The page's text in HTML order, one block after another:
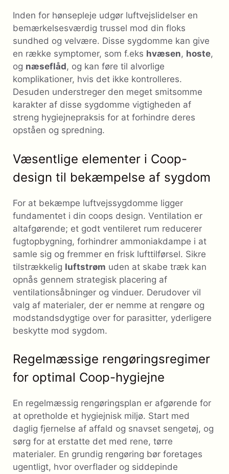
Inden for hønsepleje udgør luftvejslidelser en
bemærkelsesværdig trussel mod din floks
sundhed og velvære. Disse sygdomme kan give
en række symptomer, som f.eks hvæsen, hoste,
og næseflåd, og kan føre til alvorlige
komplikationer, hvis det ikke kontrolleres.
Desuden understreger den meget smitsomme
karakter af disse sygdomme vigtigheden af ​​
streng hygiejnepraksis for at forhindre deres
opståen og spredning.
Væsentlige elementer i Coop-
design til bekæmpelse af sygdom
For at bekæmpe luftvejssygdomme ligger
fundamentet i din coops design. Ventilation er
altafgørende; et godt ventileret rum reducerer
fugtopbygning, forhindrer ammoniakdampe i at
samle sig og fremmer en frisk lufttilførsel. Sikre
tilstrækkelig luftstrøm uden at skabe træk kan
opnås gennem strategisk placering af
ventilationsåbninger og vinduer. Derudover vil
valg af materialer, der er nemme at rengøre og
modstandsdygtige over for parasitter, yderligere
beskytte mod sygdom.
Regelmæssige rengøringsregimer
for optimal Coop-hygiejne
En regelmæssig rengøringsplan er afgørende for
at opretholde et hygiejnisk miljø. Start med
daglig fjernelse af affald og snavset sengetøj, og
sørg for at erstatte det med rene, tørre
materialer. En grundig rengøring bør foretages
ugentligt, hvor overflader og siddepinde